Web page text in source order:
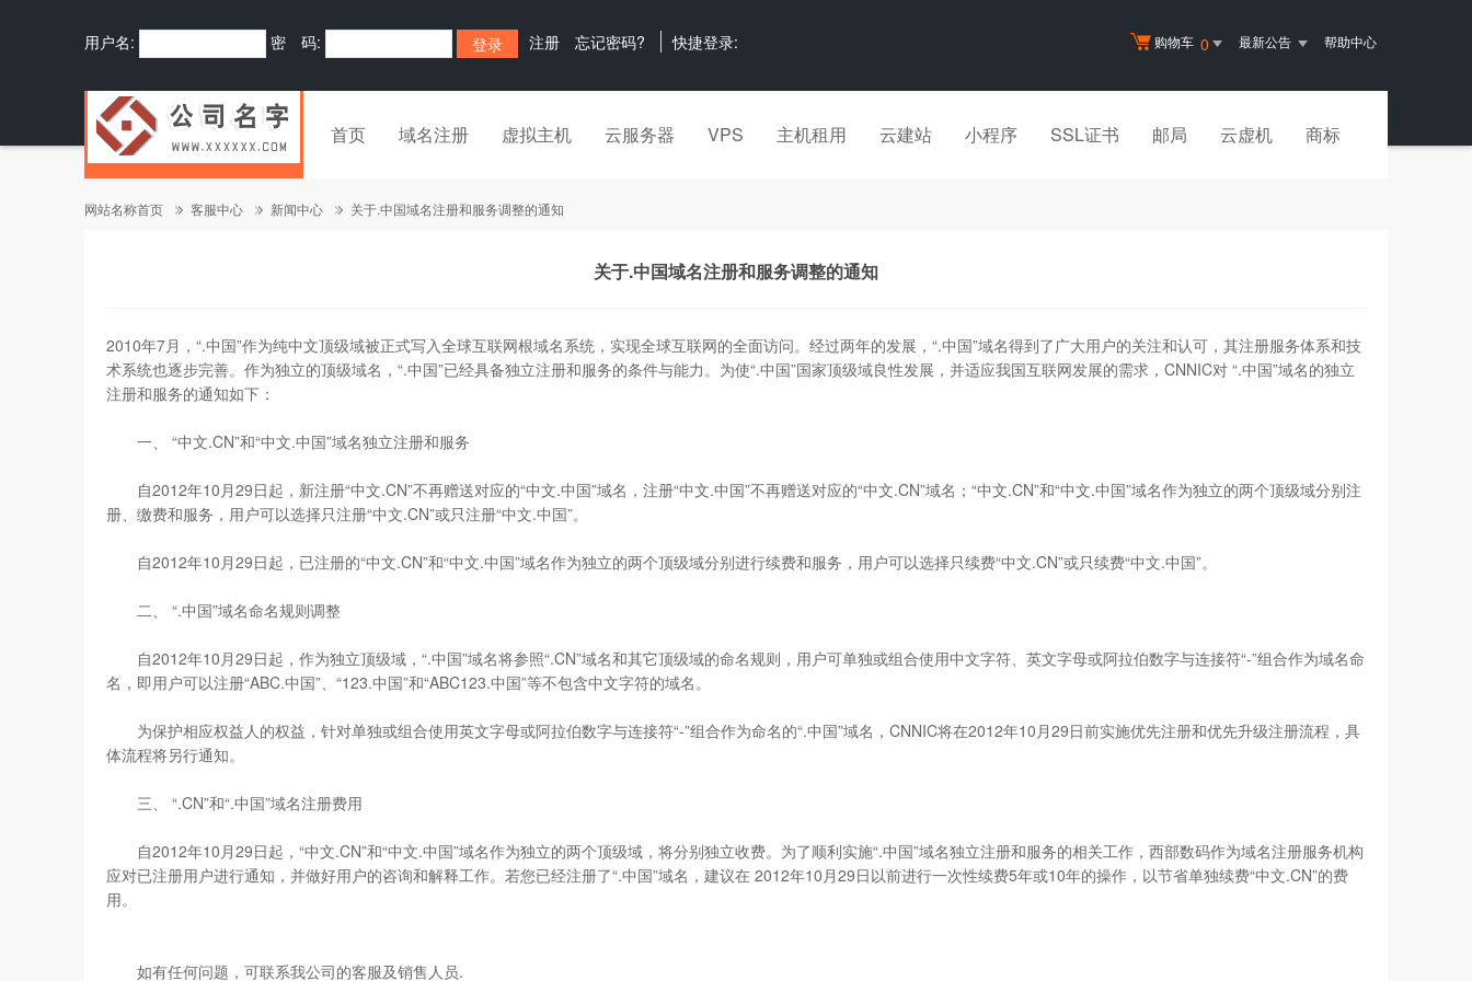
购物车 0 最新公告 帮助中心
用户名: 密 码: 注册 忘记密码? 快捷登录:
首页 域名注册 虚拟主机 云服务器 VPS 主机租用 云建站 小程序 SSL证书 邮局 云虚机 商标
网站名称首页 客服中心 新闻中心 关于.中国域名注册和服务调整的通知
关于.中国域名注册和服务调整的通知
2010年7月，“.中国”作为纯中文顶级域被正式写入全球互联网根域名系统，实现全球互联网的全面访问。经过两年的发展，“.中国”域名得到了广大用户的关注和认可，其注册服务体系和技
术系统也逐步完善。作为独立的顶级域名，“.中国”已经具备独立注册和服务的条件与能力。为使“.中国”国家顶级域良性发展，并适应我国互联网发展的需求，CNNIC对 “.中国”域名的独立
注册和服务的通知如下：
一、 “中文.CN”和“中文.中国”域名独立注册和服务
自2012年10月29日起，新注册“中文.CN”不再赠送对应的“中文.中国”域名，注册“中文.中国”不再赠送对应的“中文.CN”域名；“中文.CN”和“中文.中国”域名作为独立的两个顶级域分别注
册、缴费和服务，用户可以选择只注册“中文.CN”或只注册“中文.中国”。
自2012年10月29日起，已注册的“中文.CN”和“中文.中国”域名作为独立的两个顶级域分别进行续费和服务，用户可以选择只续费“中文.CN”或只续费“中文.中国”。
二、 “.中国”域名命名规则调整
自2012年10月29日起，作为独立顶级域，“.中国”域名将参照“.CN”域名和其它顶级域的命名规则，用户可单独或组合使用中文字符、英文字母或阿拉伯数字与连接符“-”组合作为域名命
名，即用户可以注册“ABC.中国”、“123.中国”和“ABC123.中国”等不包含中文字符的域名。
为保护相应权益人的权益，针对单独或组合使用英文字母或阿拉伯数字与连接符“-”组合作为命名的“.中国”域名，CNNIC将在2012年10月29日前实施优先注册和优先升级注册流程，具
体流程将另行通知。
三、 “.CN”和“.中国”域名注册费用
自2012年10月29日起，“中文.CN”和“中文.中国”域名作为独立的两个顶级域，将分别独立收费。为了顺利实施“.中国”域名独立注册和服务的相关工作，西部数码作为域名注册服务机构
应对已注册用户进行通知，并做好用户的咨询和解释工作。若您已经注册了“.中国”域名，建议在 2012年10月29日以前进行一次性续费5年或10年的操作，以节省单独续费“中文.CN”的费
用。
如有任何问题，可联系我公司的客服及销售人员.